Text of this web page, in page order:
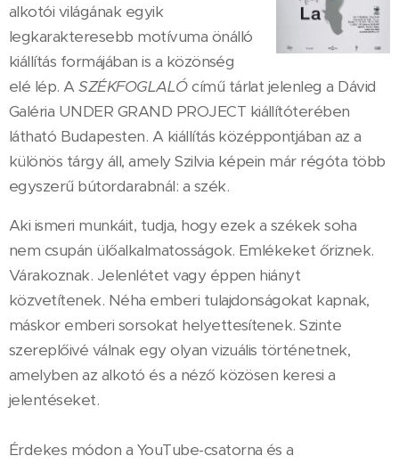
alkotói világának egyik
legkarakteresebb motívuma önálló
kiállítás formájában is a közönség
elé lép. ASZÉKFOGLALÓcímű tárlat jelenleg a Dávid
Galéria UNDER GRAND PROJECT kiállítóterében
látható Budapesten. A kiállítás középpontjában az a
különös tárgy áll, amely Szilvia képein már régóta több
egyszerű bútordarabnál: a szék.
Aki ismeri munkáit, tudja, hogy ezek a székek soha
nem csupán ülőalkalmatosságok. Emlékeket őriznek.
Várakoznak. Jelenlétet vagy éppen hiányt
közvetítenek. Néha emberi tulajdonságokat kapnak,
máskor emberi sorsokat helyettesítenek. Szinte
szereplőivé válnak egy olyan vizuális történetnek,
amelyben az alkotó és a néző közösen keresi a
jelentéseket.
Érdekes módon a YouTube-csatorna és a